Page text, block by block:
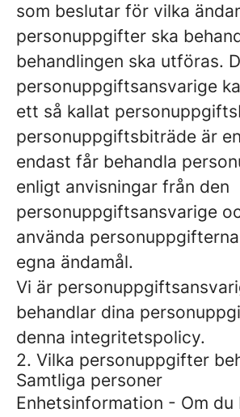
som beslutar för vilka
personuppgifter ska
behandlingen ska utföras.
personuppgiftsansvarige
ett så kallat
personuppgiftsbiträde är
endast får behandla
enligt anvisningar från den
personuppgiftsansvarige
använda
egna ändamål.
Vi är
behandlar dina
denna integritetspolicy.
2. Vilka personuppgifter
Samtliga personer
Enhetsinformation - Om du